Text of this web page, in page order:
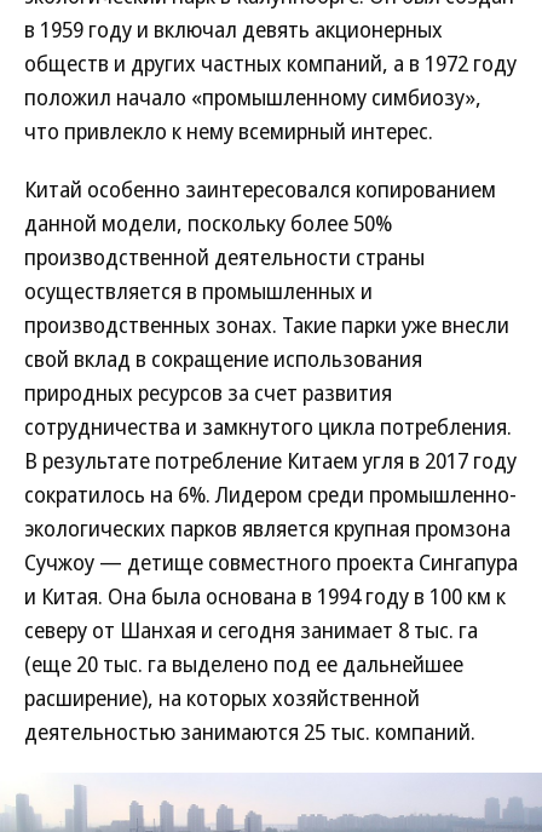
в 1959 году и включал девять акционерных
обществ и других частных компаний, а в 1972 году
положил начало «промышленному симбиозу»,
что привлекло к нему всемирный интерес.
Китай особенно заинтересовался копированием
данной модели, поскольку более 50%
производственной деятельности страны
осуществляется в промышленных и
производственных зонах. Такие парки уже внесли
свой вклад в сокращение использования
природных ресурсов за счет развития
сотрудничества и замкнутого цикла потребления.
В результате потребление Китаем угля в 2017 году
сократилось на 6%. Лидером среди промышленно-
экологических парков является крупная промзона
Сучжоу — детище совместного проекта Сингапура
и Китая. Она была основана в 1994 году в 100 км к
северу от Шанхая и сегодня занимает 8 тыс. га
(еще 20 тыс. га выделено под ее дальнейшее
расширение), на которых хозяйственной
деятельностью занимаются 25 тыс. компаний.